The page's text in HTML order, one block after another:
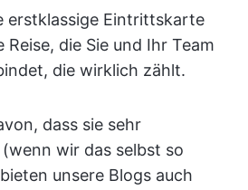
erstklassige Eintrittskarte
die Sie und Ihr Team
die wirklich zählt.
dass sie sehr
wir das selbst so
unsere Blogs auch